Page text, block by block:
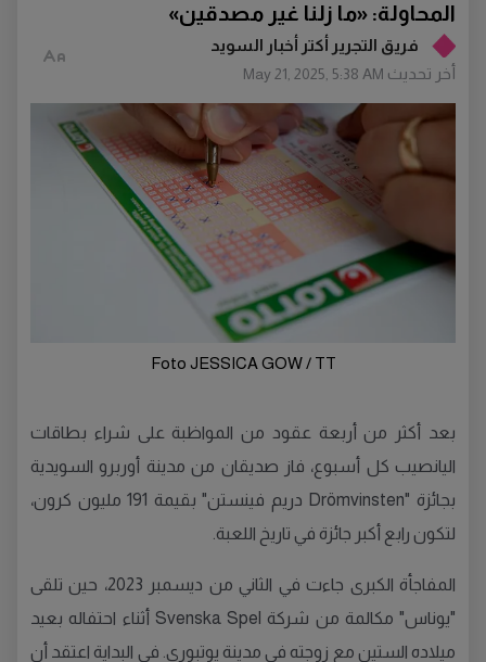
فريق التجرير أكتر أخبار السويد
أخر تحديث May 21, 2025, 5:38 AM
المحاولة: «ما زلنا غير مصدقين»
Foto JESSICA GOW / TT
بعد أكثر من أربعة عقود من المواظبة على شراء بطاقات
اليانصيب كل أسبوع، فاز صديقان من مدينة أوربرو السويدية
بجائزة "Drömvinsten دريم فينستن" بقيمة 191 مليون كرون،
لتكون رابع أكبر جائزة في تاريخ اللعبة.
المفاجأة الكبرى جاءت في الثاني من ديسمبر 2023، حين تلقى
"يوناس" مكالمة من شركة Svenska Spel أثناء احتفاله بعيد
ميلاده الستين مع زوجته في مدينة يوتبوري. في البداية اعتقد أن